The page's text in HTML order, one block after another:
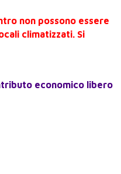
non possono essere
climatizzati. Si
economico libero